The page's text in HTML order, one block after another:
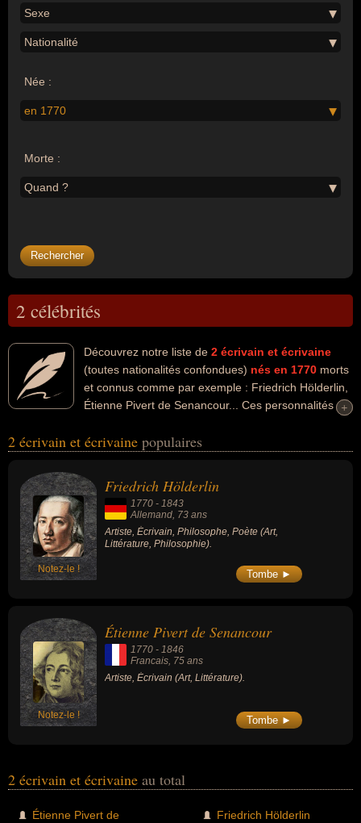
Sexe
Nationalité
Née :
en 1770
Morte :
Quand ?
2 célébrités
Découvrez notre liste de 2 écrivain et écrivaine
(toutes nationalités confondues) nés en 1770 morts
et connus comme par exemple : Friedrich Hölderlin,
Étienne Pivert de Senancour... Ces personnalités
littérature ou de la philosophie. Ces célébrités peuvent également
nationalités au moment de leurs morts, ils peuvent avoir été
allemand ou francais par exemple.
+
+
2 écrivain et écrivaine populaires
Notez-le !
Friedrich Hölderlin
1770 - 1843
Allemand, 73 ans
Artiste, Écrivain, Philosophe, Poète (Art,
Littérature, Philosophie).
Tombe ►
Notez-le !
Étienne Pivert de Senancour
1770 - 1846
Francais , 75 ans
Artiste, Écrivain (Art, Littérature).
Tombe ►
2 écrivain et écrivaine au total
Étienne Pivert de Friedrich Hölderlin